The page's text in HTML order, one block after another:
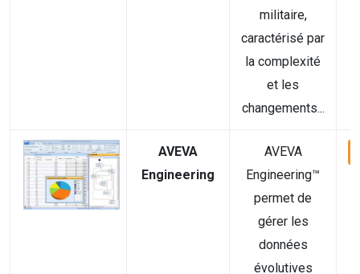
militaire,
caractérisé par
la complexité
et les
changements...
AVEVA
Engineering
AVEVA
Engineering™
permet de
gérer les
données
évolutives